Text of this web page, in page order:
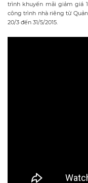
trình khuyến mãi giảm giá
công trình nhà riêng từ
20/3 đến 31/5/2015.